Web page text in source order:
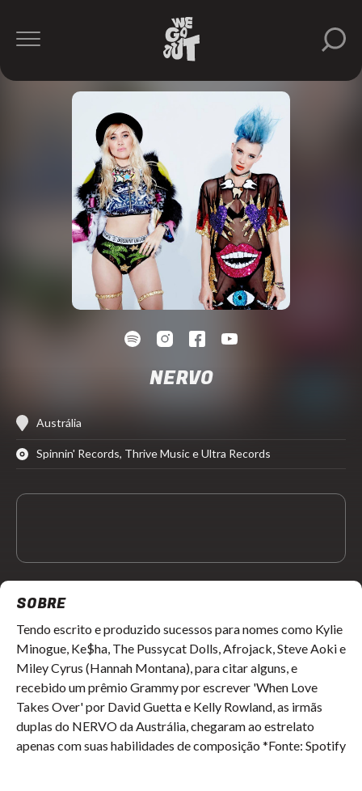
NERVO
Austrália
Spinnin' Records, Thrive Music e Ultra Records
SOBRE
Tendo escrito e produzido sucessos para nomes como Kylie
Minogue, Ke$ha, The Pussycat Dolls, Afrojack, Steve Aoki e
Miley Cyrus (Hannah Montana), para citar alguns, e
recebido um prêmio Grammy por escrever 'When Love
Takes Over' por David Guetta e Kelly Rowland, as irmãs
duplas do NERVO da Austrália, chegaram ao estrelato
apenas com suas habilidades de composição *Fonte: Spotify